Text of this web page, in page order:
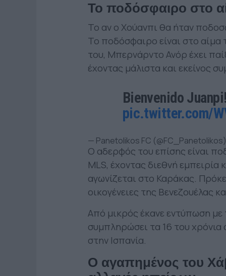
Το ποδόσφαιρο στο
Το αν ο Χούανπι θα ήταν
Το ποδόσφαιρο είναι στο αίμα
του, Μπερνάρντο Ανόρ έχει
έχοντας μάλιστα και εκείνος
Bienvenido
pic.twitter.com/
— Panetolikos FC (@FC_Panetolikos)
Ο αδερφός του επίσης είναι
MLS, έχοντας διεθνή εμπειρία
αγωνίζεται στο Καράκας.
οικογένειες της Βενεζουέλας
Από μικρός έκανε εντύπωση με
συμπληρώσει τα 16 του
στην Ισπανία.
Ο αγαπημένος του